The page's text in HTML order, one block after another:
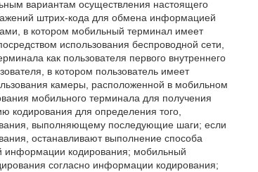
вариантам осуществления настоящего
штрих-кода для обмена информацией
в котором мобильный терминал имеет
использования беспроводной сети,
как пользователя первого внутреннего
в котором пользователь имеет
камеры, расположенной в мобильном
мобильного терминала для получения
кодирования для определения того,
выполняющему последующие шаги; если
останавливают выполнение способа
информации кодирования; мобильный
согласно информации кодирования;